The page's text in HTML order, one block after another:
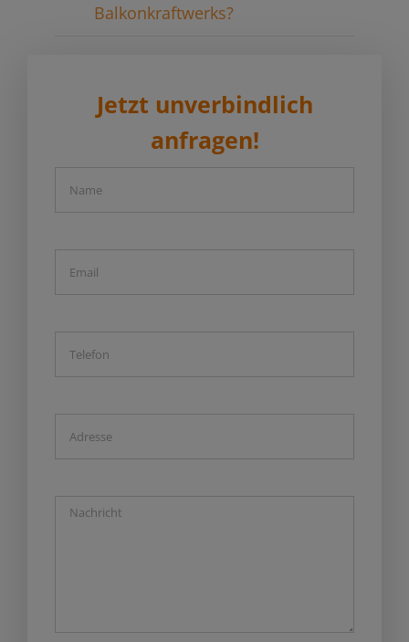
Balkonkraftwerks?
Jetzt unverbindlich
anfragen!